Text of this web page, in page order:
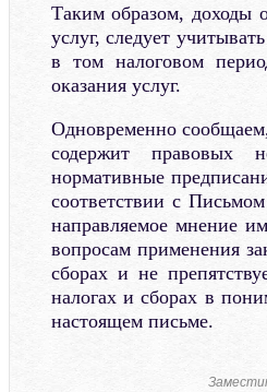
Таким образом, доходы
услуг, следует
в том налоговом
оказания услуг.
Одновременно
содержит правовых
нормативные
соответствии с
направляемое мнение
вопросам применения
сборах и не
налогах и сборах в
настоящем письме.